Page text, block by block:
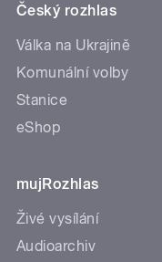
Český rozhlas
Válka na Ukrajině
Komunální volby
Stanice
eShop
mujRozhlas
Živé vysílání
Audioarchiv